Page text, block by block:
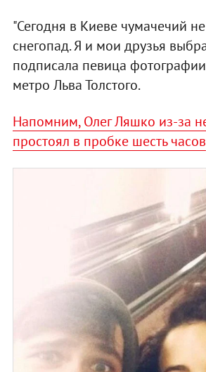
"Сегодня в Киеве чумачечий
снегопад. Я и мои друзья
подписала певица
метро Льва Толстого.
Напомним, Олег Ляшко из-за
простоял в пробке шесть часов